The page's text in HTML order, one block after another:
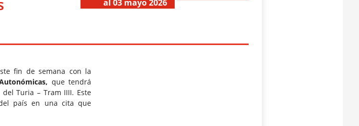
al 03 mayo 2026
fin de semana con la
que tendrá
Turia – Tram IIII. Este
país en una cita que